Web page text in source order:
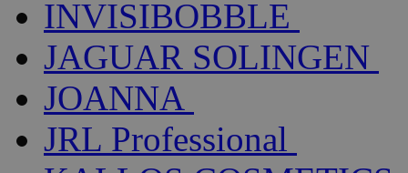
INVISIBOBBLE
JAGUAR SOLINGEN
JOANNA
JRL Professional